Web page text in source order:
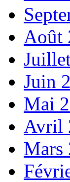
Août
Juin
Mai
Avril
Mars